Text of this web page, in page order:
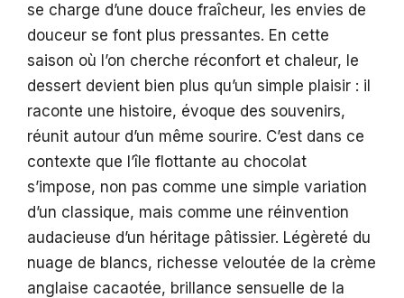
se charge d’une douce fraîcheur, les envies de
douceur se font plus pressantes. En cette
saison où l’on cherche réconfort et chaleur, le
dessert devient bien plus qu’un simple plaisir : il
raconte une histoire, évoque des souvenirs,
réunit autour d’un même sourire. C’est dans ce
contexte que l’île flottante au chocolat
s’impose, non pas comme une simple variation
d’un classique, mais comme une réinvention
audacieuse d’un héritage pâtissier. Légèreté du
nuage de blancs, richesse veloutée de la crème
anglaise cacaotée, brillance sensuelle de la